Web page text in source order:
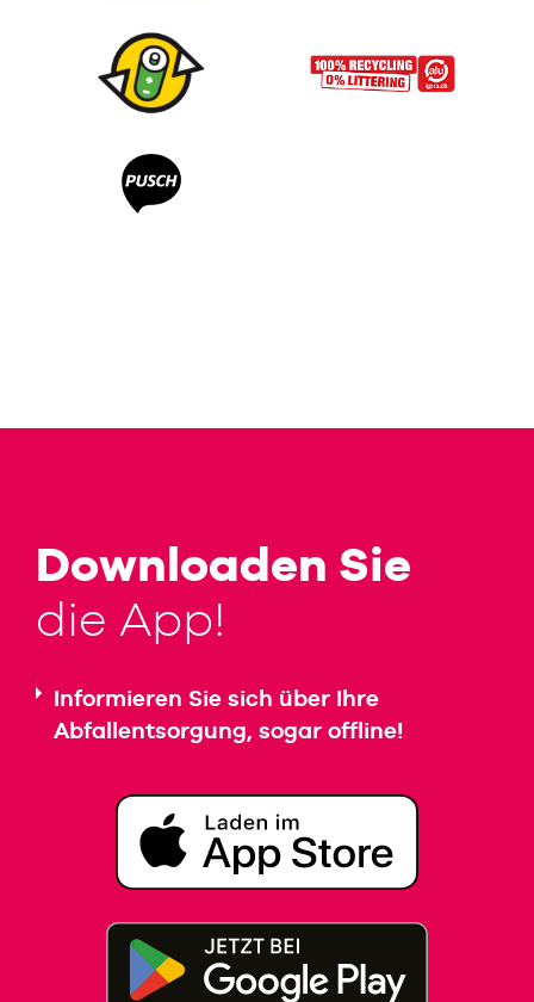
Downloaden Sie
die App!
Informieren Sie sich über Ihre
Abfallentsorgung, sogar offline!